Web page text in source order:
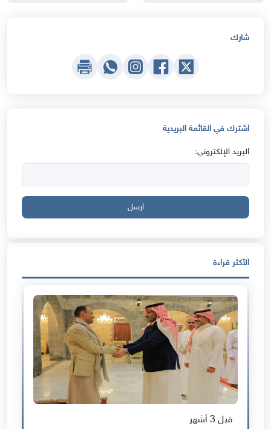
شارك
اشترك في القائمة البريدية
البريد الإلكتروني:
ارسل
الأكثر قراءة
قبل 3 أشهر